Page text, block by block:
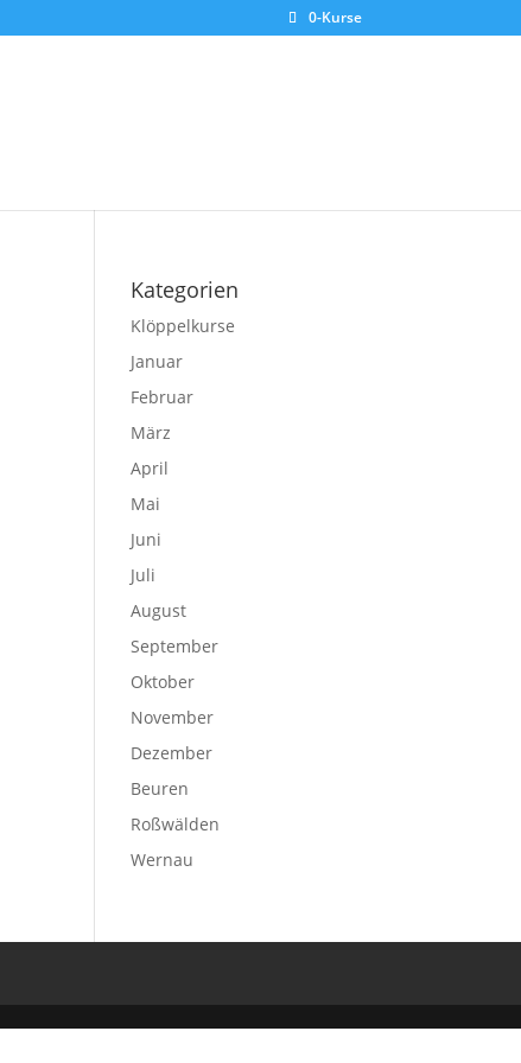
0-Kurse
Kategorien
Klöppelkurse
Januar
Februar
März
April
Mai
Juni
Juli
August
September
Oktober
November
Dezember
Beuren
Roßwälden
Wernau